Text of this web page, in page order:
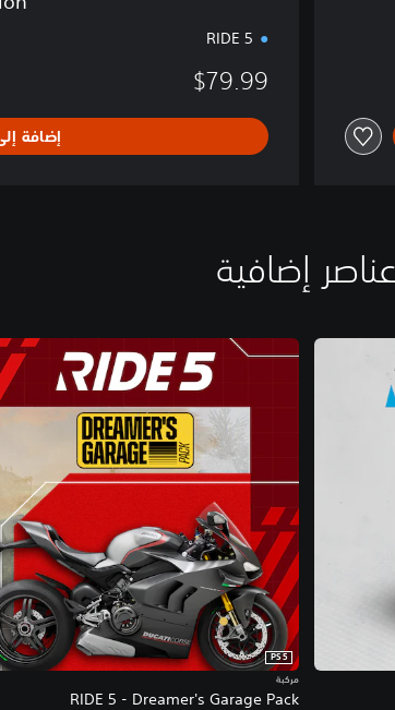
RIDE 5
$79.99
إضافة
عناصر إضافية
RIDE 5 - Dreamer's Garage Pack
PS5
مركبة